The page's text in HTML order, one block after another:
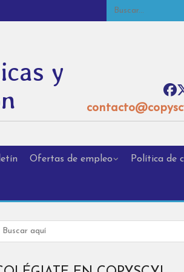
y
Ofertas de empleo Política de